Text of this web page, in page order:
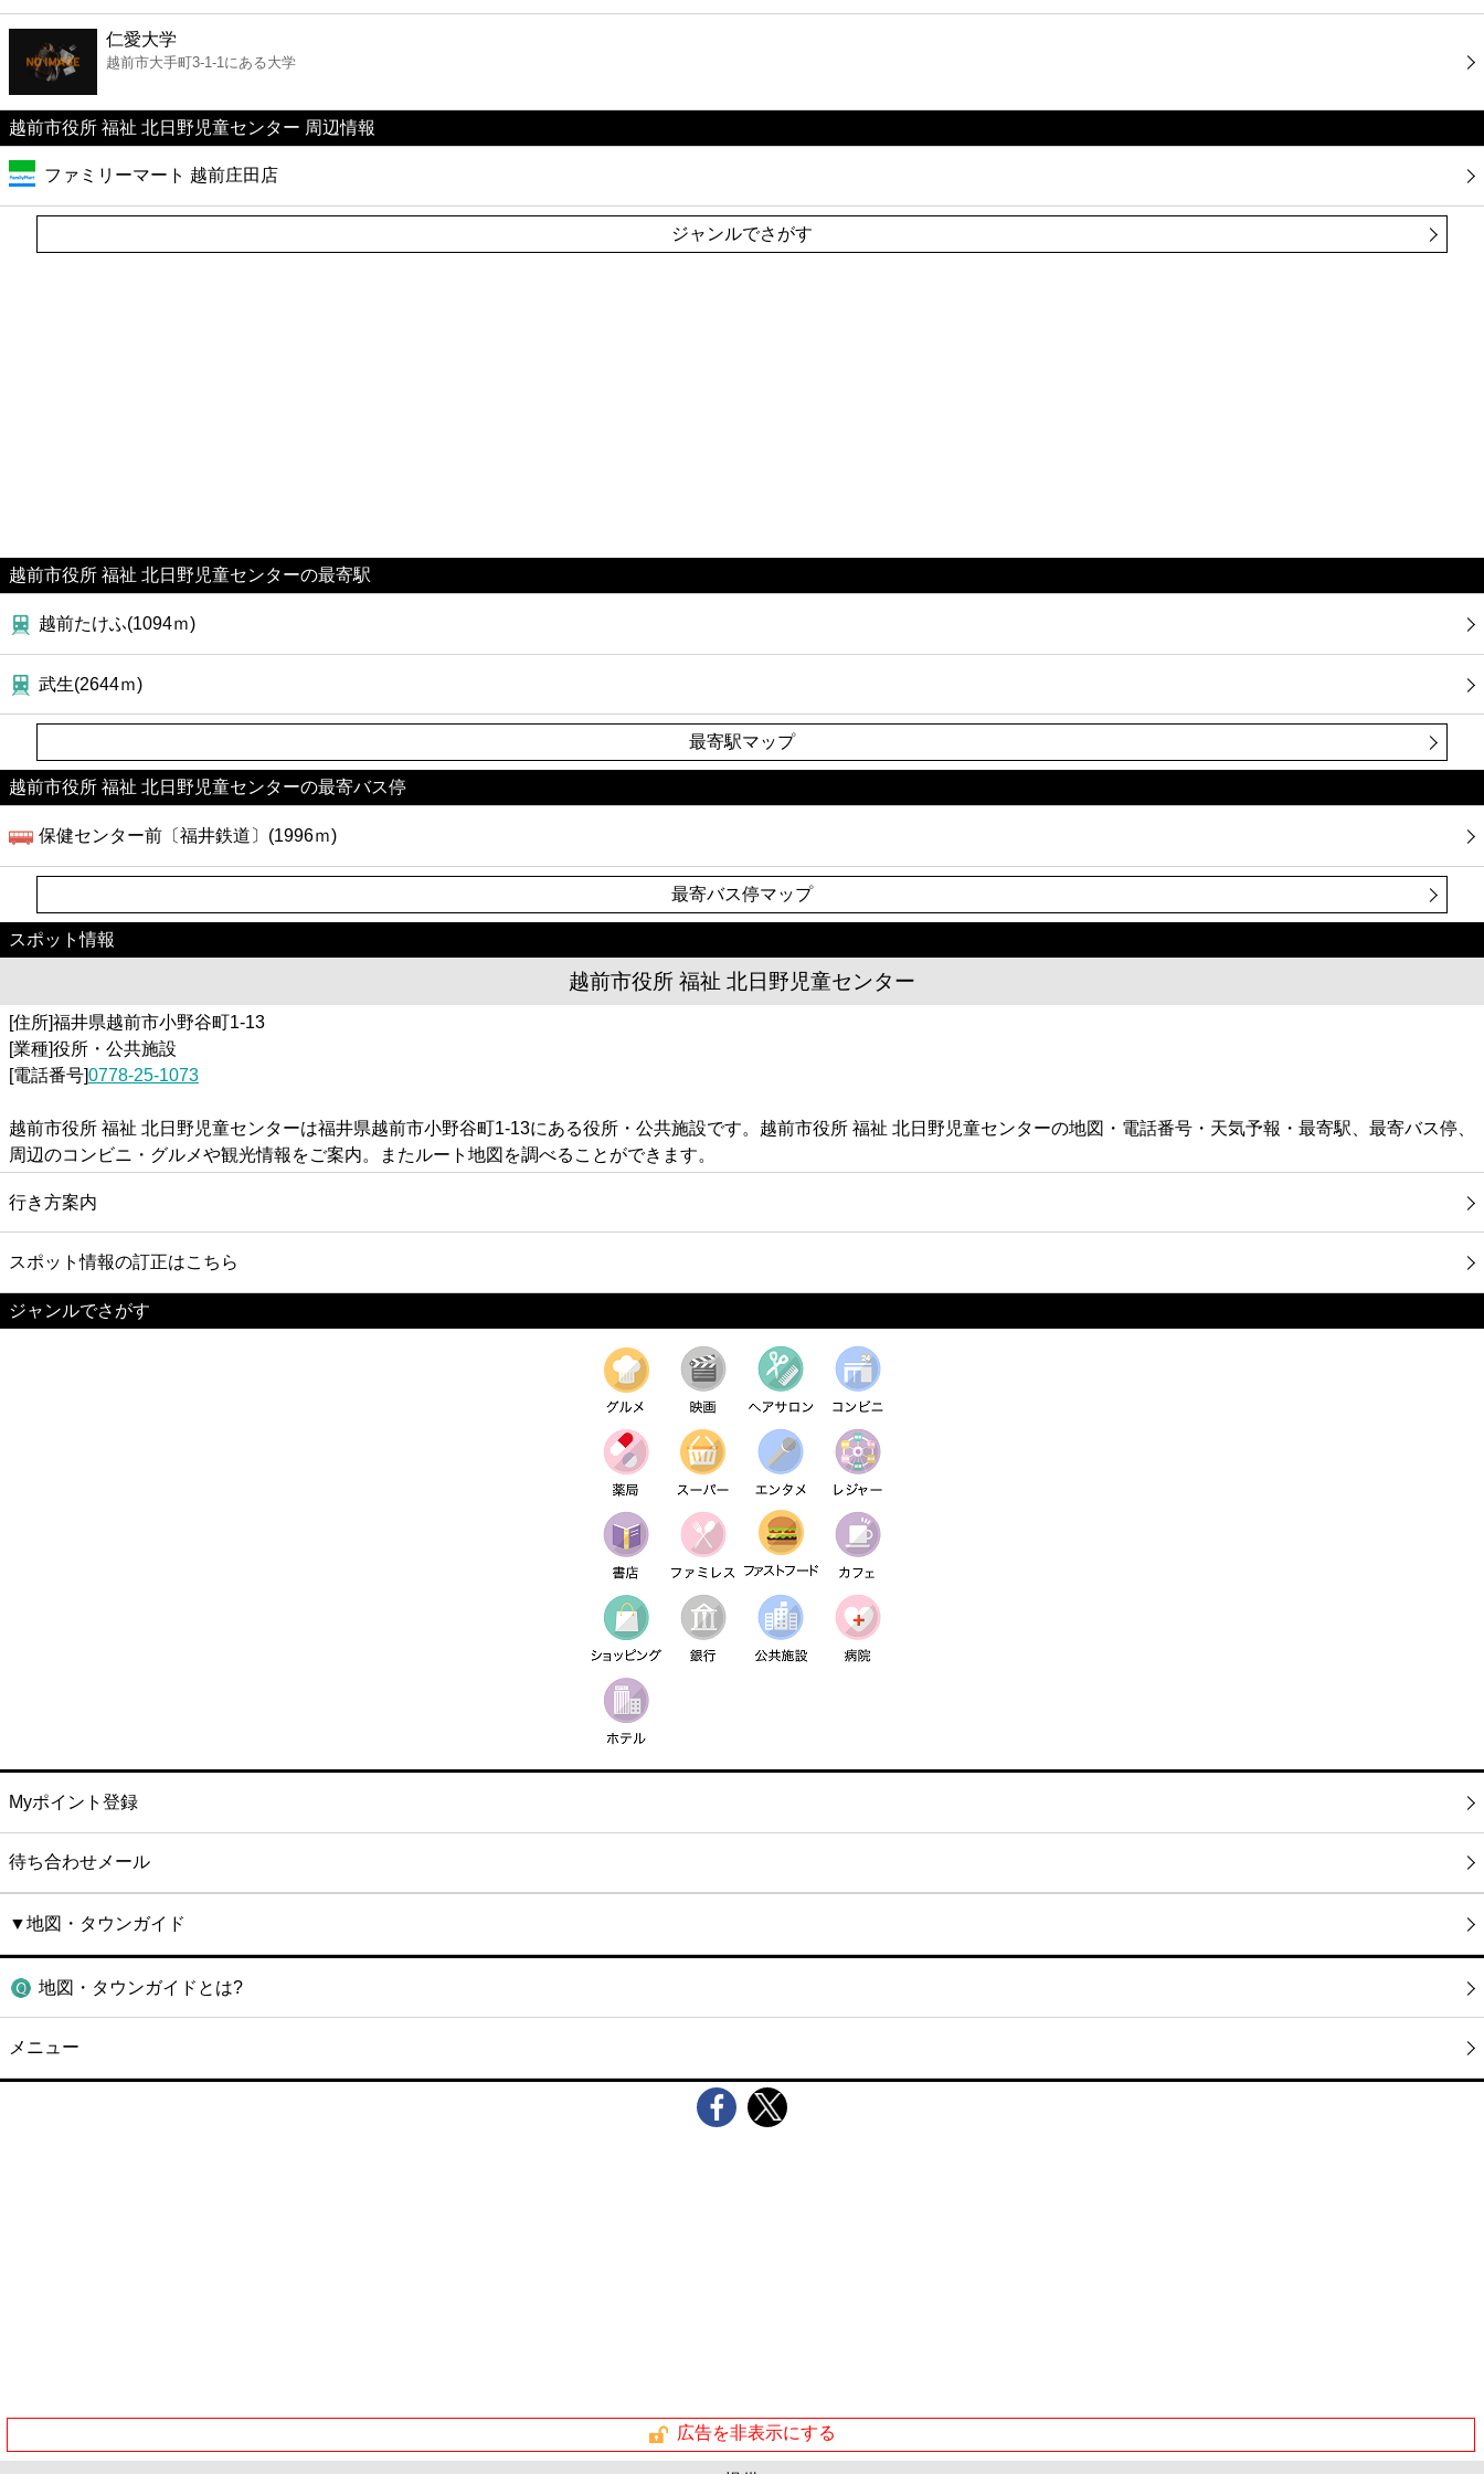
ファーストフード
カフェ
ショッピング
銀行
公共
仁愛大学
越前市大手町3-1-1にある大学
越前市役所 福祉 北日野児童センター 周辺情報
ファミリーマート 越前庄田店
ジャンルでさがす
越前市役所 福祉 北日野児童センターの最寄駅
越前たけふ(1094ｍ)
武生(2644ｍ)
最寄駅マップ
越前市役所 福祉 北日野児童センターの最寄バス停
保健センター前〔福井鉄道〕(1996ｍ)
最寄バス停マップ
スポット情報
越前市役所 福祉 北日野児童センター
[住所]福井県越前市小野谷町1-13
[業種]役所・公共施設
[電話番号]0778-25-1073
越前市役所 福祉 北日野児童センターは福井県越前市小野谷町1-13にある役所・公共施設です。越前市役所 福祉 北日野児童センターの地図・電話番号・天気予報・最寄駅、最寄バス停、
周辺のコンビニ・グルメや観光情報をご案内。またルート地図を調べることができます。
行き方案内
スポット情報の訂正はこちら
ジャンルでさがす
Myポイント登録
待ち合わせメール
▼地図・タウンガイド
地図・タウンガイドとは?
メニュー
広告を非表示にする